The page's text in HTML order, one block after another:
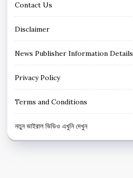
Contact Us
Disclaimer
News Publisher Information Details
Privacy Policy
Terms and Conditions
নতুন ভাইরাল ভিডিও এখুনি দেখুন